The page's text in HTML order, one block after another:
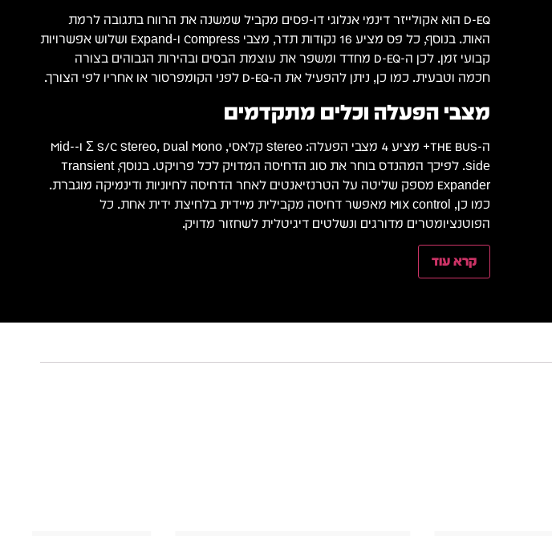
D-EQ הוא אקולייזר דינמי אנלוגי דו-פסים מקביל שמשנה את הרווח בתגובה לרמת
האות. בנוסף, כל פס מציע 16 נקודות תדר, מצבי Compress ו-Expand ושלוש אפשרויות
קבועי זמן. לכן ה-D-EQ מחדד ומשפר את עוצמת הבסים ובהירות הגבוהים בצורה
חכמה וטבעית. כמו כן, ניתן להפעיל את ה-D-EQ לפני הקומפרסור או אחריו לפי הצורך.
מצבי הפעלה וכלים מתקדמים
ה-THE BUS+ מציע 4 מצבי הפעלה: Stereo קלאסי, Σ S/C Stereo, Dual Mono ו-Mid-
Side. לפיכך המהנדס בוחר את סוג הדחיסה המדויק לכל פרויקט. בנוסף, Transient
Expander מספק שליטה על הטרנזיאנטים לאחר הדחיסה לחיוניות ודינמיקה מוגברת.
כמו כן, MIX control מאפשר דחיסה מקבילית מיידית בלחיצת ידית אחת. כל
הפוטנציומטרים מדורגים ונשלטים דיגיטלית לשחזור מדויק.
קרא עוד